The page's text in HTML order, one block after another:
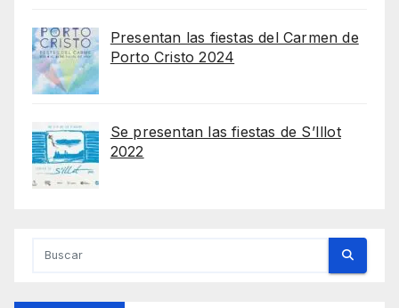
Presentan las fiestas del Carmen de
Porto Cristo 2024
Se presentan las fiestas de S’Illot
2022